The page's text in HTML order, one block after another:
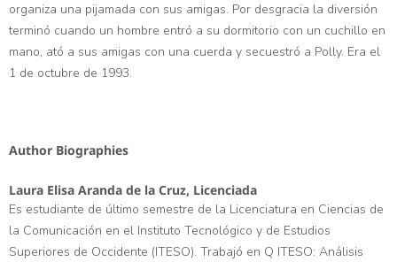
organiza una pijamada con sus amigas. Por desgracia la diversión
terminó cuando un hombre entró a su dormitorio con un cuchillo en
mano, ató a sus amigas con una cuerda y secuestró a Polly. Era el
1 de octubre de 1993.
Author Biographies
Laura Elisa Aranda de la Cruz, Licenciada
Es estudiante de último semestre de la Licenciatura en Ciencias de
la Comunicación en el Instituto Tecnológico y de Estudios
Superiores de Occidente (ITESO). Trabajó en Q ITESO: Análisis